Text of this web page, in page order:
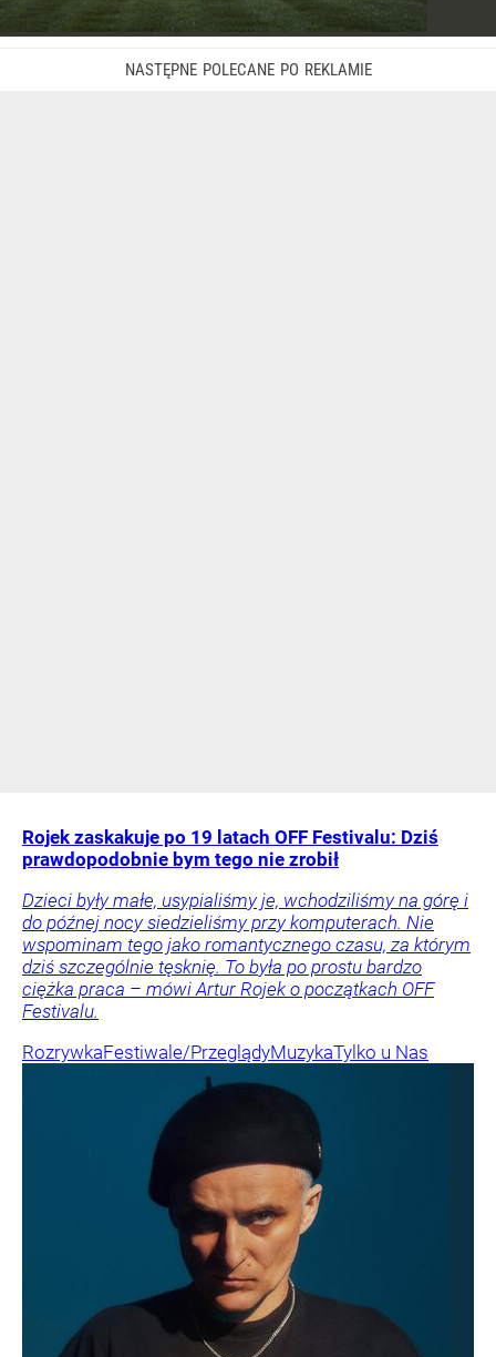
Rojek zaskakuje po 19 latach OFF Festivalu: Dziś
prawdopodobnie bym tego nie zrobił
Dzieci były małe, usypialiśmy je, wchodziliśmy na górę i
do późnej nocy siedzieliśmy przy komputerach. Nie
wspominam tego jako romantycznego czasu, za którym
dziś szczególnie tęsknię. To była po prostu bardzo
ciężka praca – mówi Artur Rojek o początkach OFF
Festivalu.
RozrywkaFestiwale/PrzeglądyMuzykaTylko u Nas